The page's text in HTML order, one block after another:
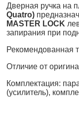
Дверная ручка на
Quatro)
MASTER LOCK
запирания при
Рекомендованная
Отличие от
Комплектация:
(усилитель),